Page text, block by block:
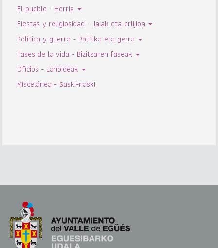
El pueblo - Herria
Fiestas y religiosidad - Jaiak eta erlijioa
Política y guerra - Politika eta gerra
Fases de la vida - Bizitzaren faseak
Oficios - Lanbideak
Miscelánea - Saski-naski